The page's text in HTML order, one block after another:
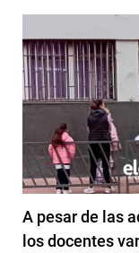
A pesar de las
los docentes